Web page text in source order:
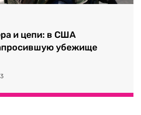
и цепи: в США
убежище